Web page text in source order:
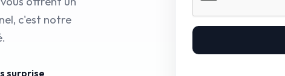
c'est notre
surprise